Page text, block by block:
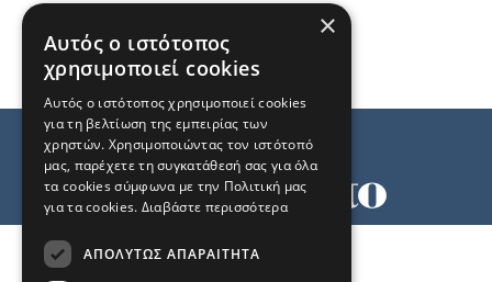
×
Αυτός ο ιστότοπος
χρησιμοποιεί cookies
Αυτός ο ιστότοπος χρησιμοποιεί cookies
για τη βελτίωση της εμπειρίας των
χρηστών. Χρησιμοποιώντας τον ιστότοπό
μας, παρέχετε τη συγκατάθεσή σας για όλα
τα cookies σύμφωνα με την Πολιτική μας
για τα cookies. Διαβάστε περισσότερα
ΑΠΟΛΎΤΩΣ ΑΠΑΡΑΊΤΗΤΑ